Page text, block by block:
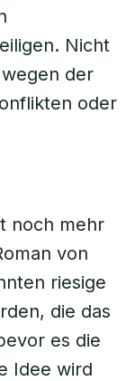
Nicht
der
oder
noch mehr
von
riesige
die das
es die
Idee wird